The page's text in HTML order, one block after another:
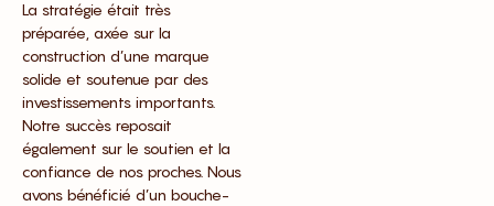
La stratégie était très
préparée, axée sur la
construction d’une marque
solide et soutenue par des
investissements importants.
Notre succès reposait
également sur le soutien et la
confiance de nos proches. Nous
avons bénéficié d’un bouche-